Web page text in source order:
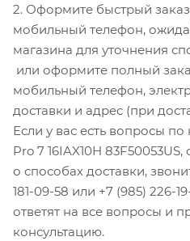
2. Оформите быстрый
мобильный телефон,
магазина для уточнения
или оформите полный
мобильный телефон,
доставки и адрес (при
Если у вас есть вопросы
Pro 7 16IAX10H
о способах доставки,
181-09-58 или +7 (985) 226-
ответят на все вопросы и
консультацию.